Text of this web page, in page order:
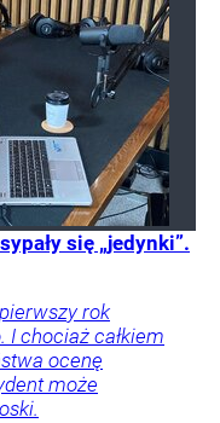
się „jedynki”.
rok
chociaż całkiem
ocenę
może